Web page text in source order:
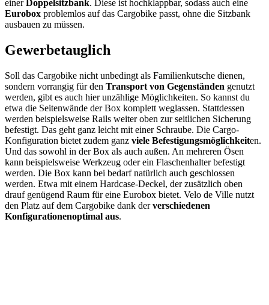
einerDoppelsitzbank. Diese ist hochklappbar, sodass auch eine
Eurobox problemlos auf das Cargobike passt, ohne die Sitzbank
ausbauen zu müssen.
Gewerbetauglich
Soll das Cargobike nicht unbedingt als Familienkutsche dienen,
sondern vorrangig für den Transport von Gegenständen genutzt
werden, gibt es auch hier unzählige Möglichkeiten. So kannst du
etwa die Seitenwände der Box komplett weglassen. Stattdessen
werden beispielsweise Rails weiter oben zur seitlichen Sicherung
befestigt. Das geht ganz leicht mit einer Schraube. Die Cargo-
Konfiguration bietet zudem ganz viele Befestigungsmöglichkeiten.
Und das sowohl in der Box als auch außen. An mehreren Ösen
kann beispielsweise Werkzeug oder ein Flaschenhalter befestigt
werden. Die Box kann bei bedarf natürlich auch geschlossen
werden. Etwa mit einem Hardcase-Deckel, der zusätzlich oben
drauf genügend Raum für eine Eurobox bietet. Velo de Ville nutzt
den Platz auf dem Cargobike dank derverschiedenen
Konfigurationenoptimal aus.